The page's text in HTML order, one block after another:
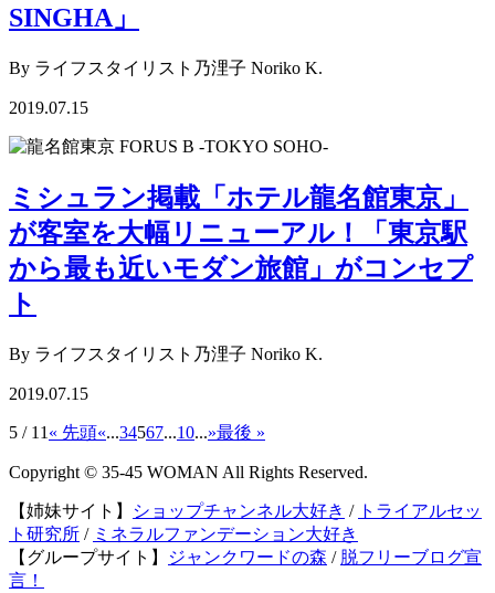
SINGHA」
By ライフスタイリスト乃浬子 Noriko K.
2019.07.15
ミシュラン掲載「ホテル龍名館東京」
が客室を大幅リニューアル！「東京駅
から最も近いモダン旅館」がコンセプ
ト
By ライフスタイリスト乃浬子 Noriko K.
2019.07.15
5 / 11 « 先頭«...34567...10...»最後 »
Copyright © 35-45 WOMAN All Rights Reserved.
【姉妹サイト】 ショップチャンネル大好き / トライアルセッ
ト研究所 / ミネラルファンデーション大好き
【グループサイト】
ジャンクワードの森 / 脱フリーブログ宣
言！